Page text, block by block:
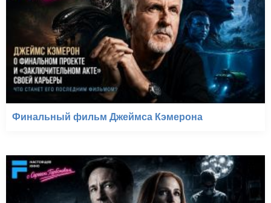
Финальный фильм Джеймса Кэмерона